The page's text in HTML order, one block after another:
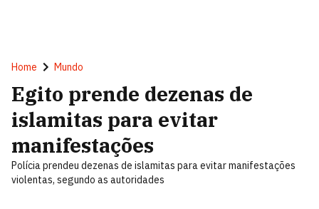
Home Mundo
Egito prende dezenas de
islamitas para evitar
manifestações
Polícia prendeu dezenas de islamitas para evitar manifestações
violentas, segundo as autoridades